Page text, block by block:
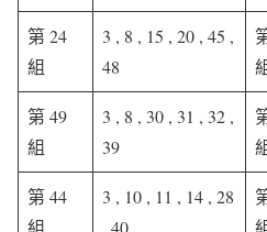
第 24
組
3 , 8 , 15 , 20 , 45 ,
48
第 49
組
3 , 8 , 30 , 31 , 32 ,
39
第 44
組
3 , 10 , 11 , 14 , 28
, 40